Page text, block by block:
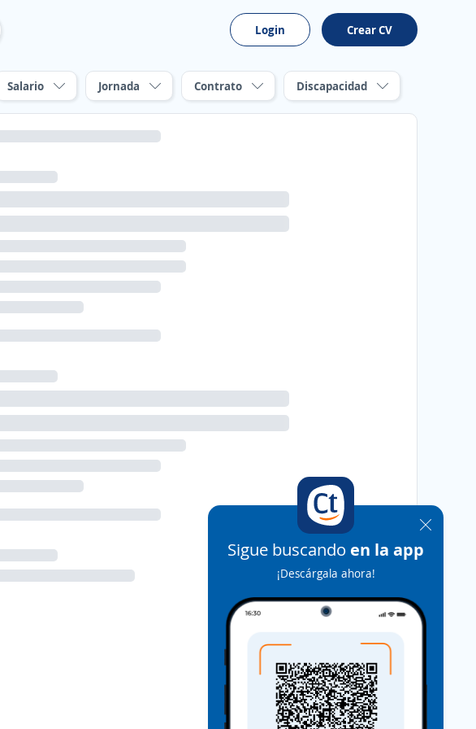
Login Crear CV
Salario Jornada Contrato Discapacidad
Sigue buscando en la app
¡Descárgala ahora!